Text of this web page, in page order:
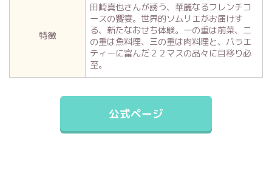
特徴
田崎真也さんが誘う、華麗なるフレンチコ
ースの饗宴。世界的ソムリエがお届けす
る、新たなおせち体験。一の重は前菜、二
の重は魚料理、三の重は肉料理と、バラエ
ティーに富んだ２２マスの品々に目移り必
至。
公式ページ